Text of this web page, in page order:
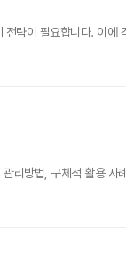
략이 필요합니다. 이에
리방법, 구체적 활용 사